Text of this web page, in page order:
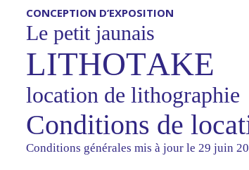
CONCEPTION D’EXPOSITION
Le petit jaunais
LITHOTAKE
location de lithographie
Conditions de
Conditions générales mis à jour le 29 juin